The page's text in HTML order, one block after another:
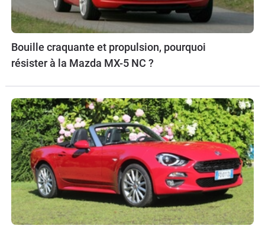
Bouille craquante et propulsion, pourquoi
résister à la Mazda MX-5 NC ?